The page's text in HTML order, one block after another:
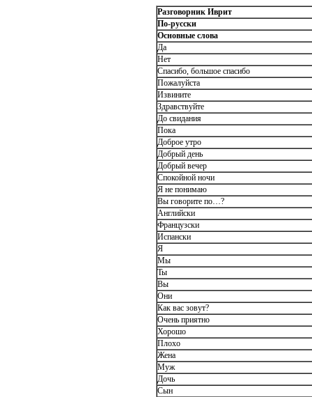
Разговорник Иврит
По-русски
Основные слова
Да
Нет
Спасибо, большое спасибо
Пожалуйста
Извините
Здравствуйте
До свидания
Пока
Доброе утро
Добрый день
Добрый вечер
Спокойной ночи
Я не понимаю
Вы говорите по…?
Английски
Французски
Испански
Я
Мы
Ты
Вы
Они
Как вас зовут?
Очень приятно
Хорошо
Плохо
Жена
Муж
Дочь
Сын